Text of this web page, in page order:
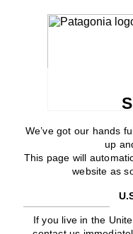
We’ve got our hands
up
This page will
website as
If you live in the